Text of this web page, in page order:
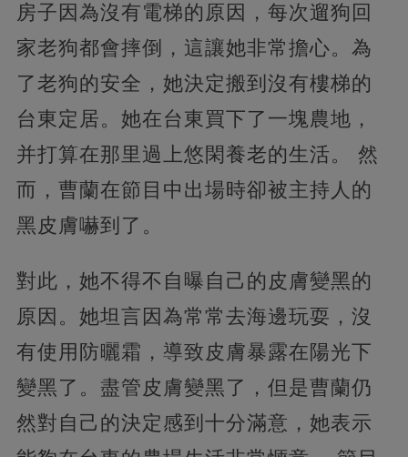
房子因為沒有電梯的原因，每次遛狗回
家老狗都會摔倒，這讓她非常擔心。為
了老狗的安全，她決定搬到沒有樓梯的
台東定居。她在台東買下了一塊農地，
并打算在那里過上悠閑養老的生活。 然
而，曹蘭在節目中出場時卻被主持人的
黑皮膚嚇到了。
對此，她不得不自曝自己的皮膚變黑的
原因。她坦言因為常常去海邊玩耍，沒
有使用防曬霜，導致皮膚暴露在陽光下
變黑了。盡管皮膚變黑了，但是曹蘭仍
然對自己的決定感到十分滿意，她表示